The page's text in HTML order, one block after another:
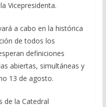
Vicepresidenta.
a cabo en la histórica
de todos los
definiciones
abiertas, simultáneas y
13 de agosto.
de la Catedral